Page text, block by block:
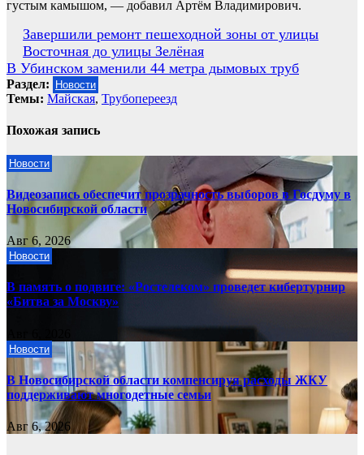
густым камышом, — добавил Артём Владимирович.
Навигация
по
записям
Завершили ремонт пешеходной зоны от улицы
Восточная до улицы Зелёная
В Убинском заменили 44 метра дымовых труб
Раздел: Новости
Темы: Майская, Трубопереезд
Похожая запись
Новости
Видеозапись обеспечит прозрачность выборов в Госдуму в
Новосибирской области
Авг 6, 2026
Новости
В память о подвиге: «Ростелеком» проведет кибертурнир
«Битва за Москву»
Новости
В Новосибирской области компенсируя расходы ЖКУ
поддерживают многодетные семьи
Авг 6, 2026